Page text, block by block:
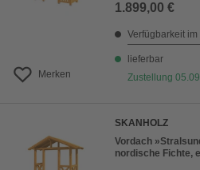
Merken
1.899,00 €
Verfügbarkeit im
lieferbar
Zustellung
SKANHOLZ
Vordach
nordische Fichte,